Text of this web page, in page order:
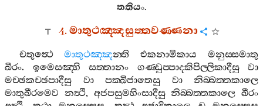
තතියං.
4.මාතුථඤ‍්ඤසුත‍්තවණ‍්ණනා
චතුත්‍ථෙ මාතුථඤ‍්ඤන‍්ති එකනාමිකාය
මනුස‍්සමාතු
ඛීරං. ඉමෙසඤ‍්හි සත‍්තානං ගණ‍්ඩුප‍්පාදකිපිල‍්ලිකාදීසු
වා
මච‍්ඡකච‍්ඡපාදීසු
වා පක‍්ඛිජාතෙසු වා
නිබ‍්බත‍්තකාලෙ
මාතුඛීරමෙව නත්‍ථි, අජපසුමහිංසාදීසු නිබ‍්බත‍්තකාලෙ ඛීරං